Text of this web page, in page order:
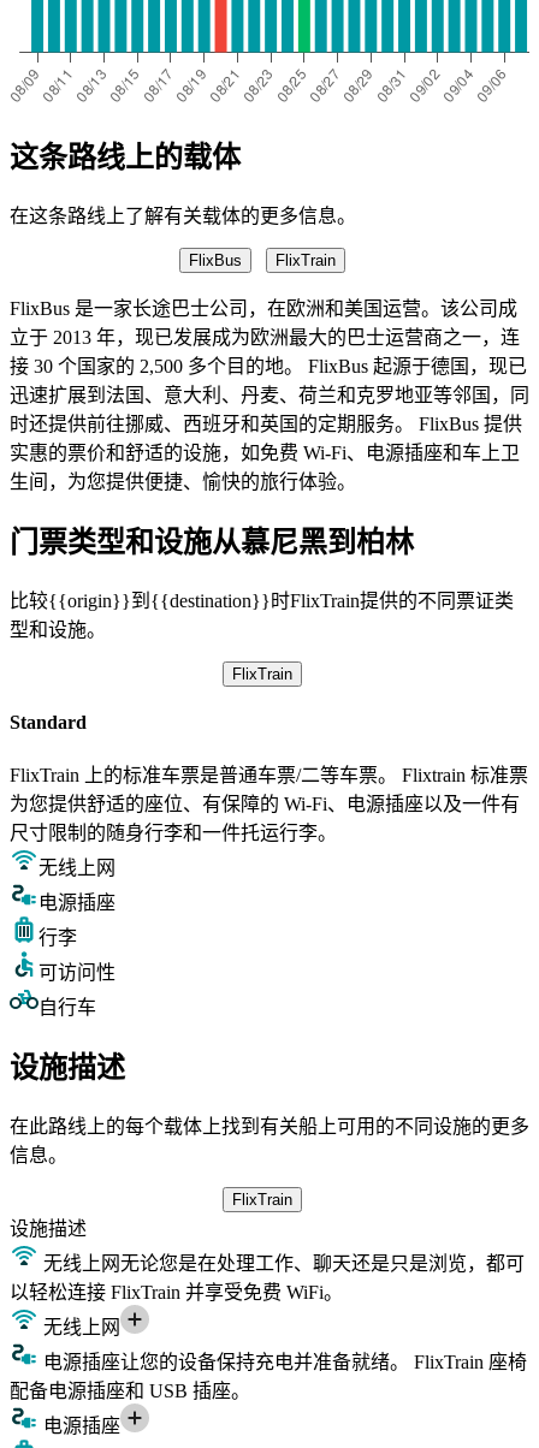
这条路线上的载体
在这条路线上了解有关载体的更多信息。
FlixBus FlixTrain
FlixBus 是一家长途巴士公司，在欧洲和美国运营。该公司成
立于 2013 年，现已发展成为欧洲最大的巴士运营商之一，连
接 30 个国家的 2,500 多个目的地。 FlixBus 起源于德国，现已
迅速扩展到法国、意大利、丹麦、荷兰和克罗地亚等邻国，同
时还提供前往挪威、西班牙和英国的定期服务。 FlixBus 提供
实惠的票价和舒适的设施，如免费 Wi-Fi、电源插座和车上卫
生间，为您提供便捷、愉快的旅行体验。
门票类型和设施从慕尼黑到柏林
比较{{origin}}到{{destination}}时FlixTrain提供的不同票证类
型和设施。
FlixTrain
Standard
FlixTrain 上的标准车票是普通车票/二等车票。 Flixtrain 标准票
为您提供舒适的座位、有保障的 Wi-Fi、电源插座以及一件有
尺寸限制的随身行李和一件托运行李。
无线上网
电源插座
行李
可访问性
自行车
设施描述
在此路线上的每个载体上找到有关船上可用的不同设施的更多
信息。
FlixTrain
设施描述
无线上网无论您是在处理工作、聊天还是只是浏览，都可
以轻松连接 FlixTrain 并享受免费 WiFi。
无线上网
电源插座让您的设备保持充电并准备就绪。 FlixTrain 座椅
配备电源插座和 USB 插座。
电源插座